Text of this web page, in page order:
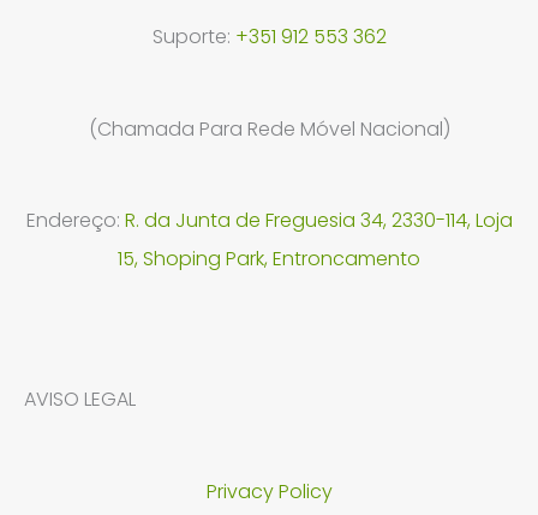
Suporte: +351 912 553 362
(Chamada Para Rede Móvel Nacional)
Endereço: R. da Junta de Freguesia 34, 2330-114, Loja
15, Shoping Park, Entroncamento
AVISO LEGAL
Privacy Policy